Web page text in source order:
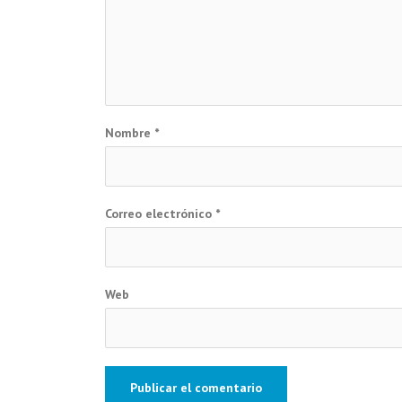
Nombre *
Correo electrónico *
Web